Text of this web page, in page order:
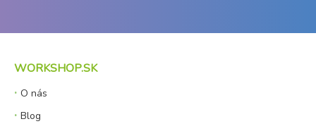
WORKSHOP.SK
O nás
Blog